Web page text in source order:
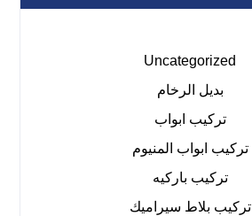
Uncategorized
بديل الرخام
تركيب ابواب
تركيب ابواب المنيوم
تركيب باركيه
تركيب بلاط سيراميك